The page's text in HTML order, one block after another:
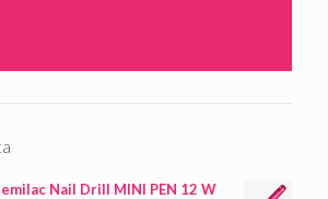
Nail Drill MINI PEN 12 W